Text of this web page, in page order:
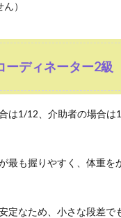
）
ーディネーター2級
は1/12、介助者の場合は
最も握りやすく、体重を
定なため、小さな段差で